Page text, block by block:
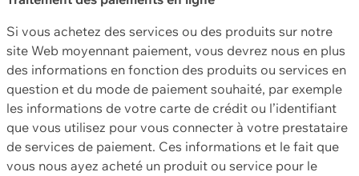
Si vous achetez des services ou des produits sur notre
site Web moyennant paiement, vous devrez nous en plus
des informations en fonction des produits ou services en
question et du mode de paiement souhaité, par exemple
les informations de votre carte de crédit ou l’identifiant
que vous utilisez pour vous connecter à votre prestataire
de services de paiement. Ces informations et le fait que
vous nous ayez acheté un produit ou service pour le